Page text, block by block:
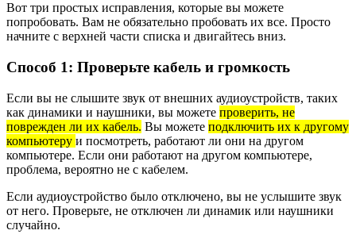
Вот три простых исправления, которые вы можете
попробовать. Вам не обязательно пробовать их все. Просто
начните с верхней части списка и двигайтесь вниз.
Способ 1: Проверьте кабель и громкость
Если вы не слышите звук от внешних аудиоустройств, таких
как динамики и наушники, вы можете проверить, не
поврежден ли их кабель. Вы можете подключить их к другому
компьютеру и посмотреть, работают ли они на другом
компьютере. Если они работают на другом компьютере,
проблема, вероятно не с кабелем.
Если аудиоустройство было отключено, вы не услышите звук
от него. Проверьте, не отключен ли динамик или наушники
случайно.